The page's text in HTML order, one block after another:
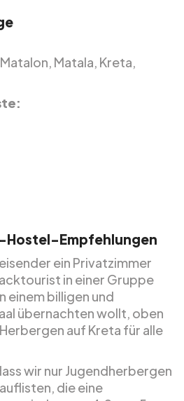
Matala, Kreta,
Hostel-Empfehlungen
ein Privatzimmer
in einer Gruppe
einem billigen und
übernachten wollt, oben
auf Kreta für alle
wir nur Jugendherbergen
die eine